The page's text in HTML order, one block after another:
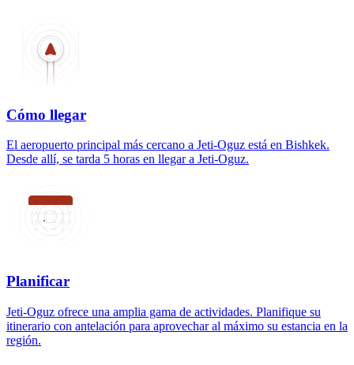
Cómo llegar
El aeropuerto principal más cercano a Jeti-Oguz está en Bishkek.
Desde allí, se tarda 5 horas en llegar a Jeti-Oguz.
Planificar
Jeti-Oguz ofrece una amplia gama de actividades. Planifique su
itinerario con antelación para aprovechar al máximo su estancia en la
región.